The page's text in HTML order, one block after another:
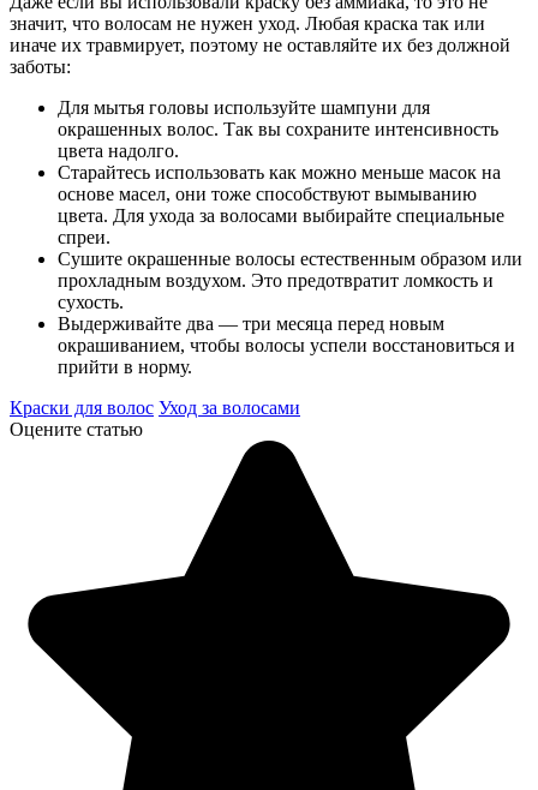
значит, что волосам не нужен уход. Любая краска так или
иначе их травмирует, поэтому не оставляйте их без должной
заботы:
Для мытья головы используйте шампуни для
окрашенных волос. Так вы сохраните интенсивность
цвета надолго.
Старайтесь использовать как можно меньше масок на
основе масел, они тоже способствуют вымыванию
цвета. Для ухода за волосами выбирайте специальные
спреи.
Сушите окрашенные волосы естественным образом или
прохладным воздухом. Это предотвратит ломкость и
сухость.
Выдерживайте два — три месяца перед новым
окрашиванием, чтобы волосы успели восстановиться и
прийти в норму.
Краски для волос Уход за волосами
Оцените статью